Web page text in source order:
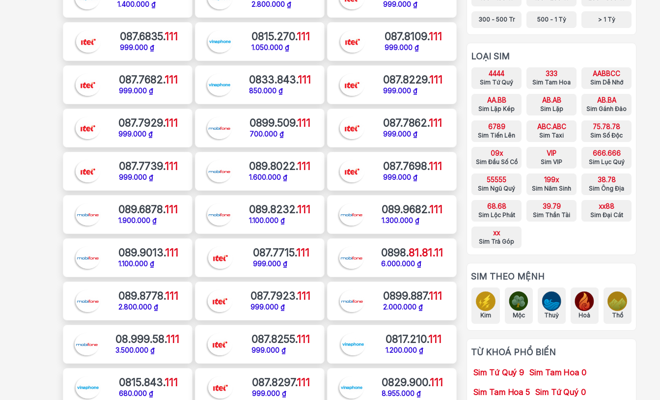
1.400.000 ₫ 2.800.000 ₫ 999.000 ₫
087.6835.111
999.000 ₫
0815.270.111
1.050.000 ₫
087.8109.111
999.000 ₫
087.7682.111
999.000 ₫
0833.843.111
850.000 ₫
087.8229.111
999.000 ₫
087.7929.111
999.000 ₫
0899.509.111
700.000 ₫
087.7862.111
999.000 ₫
087.7739.111
999.000 ₫
089.8022.111
1.600.000 ₫
087.7698.111
999.000 ₫
089.6878.111
1.900.000 ₫
089.8232.111
1.100.000 ₫
089.9682.111
1.300.000 ₫
089.9013.111
1.100.000 ₫
087.7715.111
999.000 ₫
0898.81.81.11
6.000.000 ₫
089.8778.111
2.800.000 ₫
087.7923.111
999.000 ₫
0899.887.111
2.000.000 ₫
08.999.58.111
3.500.000 ₫
087.8255.111
999.000 ₫
0817.210.111
1.200.000 ₫
0815.843.111
680.000 ₫
087.8297.111
999.000 ₫
0829.900.111
8.955.000 ₫
300 - 500 Tr 500 - 1 Tỷ > 1 Tỷ
LOẠI SIM
4444
Sim Tứ Quý
333
Sim Tam Hoa
AABBCC
Sim Dễ Nhớ
AA.BB
Sim Lặp Kép
AB.AB
Sim Lặp
AB.BA
Sim Gánh Đảo
6789
Sim Tiến Lên
ABC.ABC
Sim Taxi
75.78.78
Sim Số Độc
09x
Sim Đầu Số Cổ
VIP
Sim VIP
666.666
Sim Lục Quý
55555
Sim Ngũ Quý
199x
Sim Năm Sinh
38.78
Sim Ông Địa
68.68
Sim Lộc Phát
39.79
Sim Thần Tài
xx88
Sim Đại Cát
xx
Sim Trả Góp
SIM THEO MỆNH
Kim Mộc Thuỷ Hoả Thổ
TỪ KHOÁ PHỔ BIẾN
Sim Tứ Quý 9 Sim Tam Hoa 0
Sim Tam Hoa 5 Sim Tứ Quý 0